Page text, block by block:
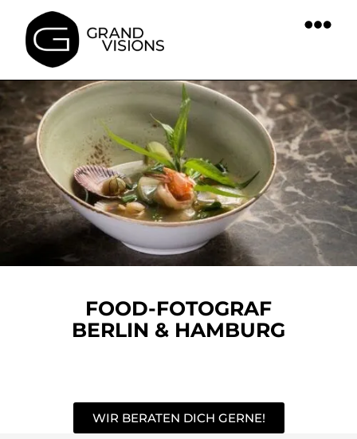
springen
FOOD-FOTOGRAF
BERLIN & HAMBURG
WIR BERATEN DICH GERNE!